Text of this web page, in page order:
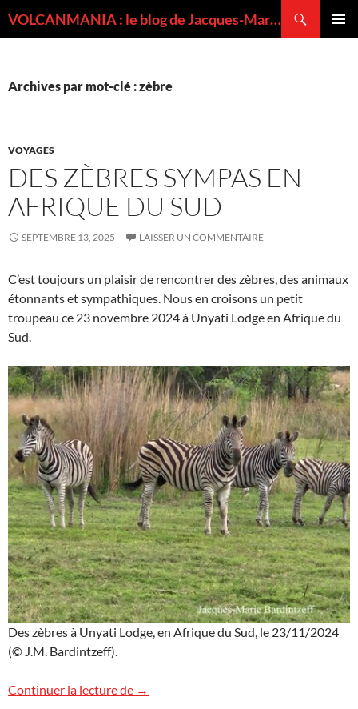
VOLCANMANIA : le blog de Jacques-Marie BARDINTZEFF, volcanologue
Archives par mot-clé : zèbre
VOYAGES
DES ZÈBRES SYMPAS EN
AFRIQUE DU SUD
SEPTEMBRE 13, 2025 LAISSER UN COMMENTAIRE
C’est toujours un plaisir de rencontrer des zèbres, des animaux
étonnants et sympathiques. Nous en croisons un petit
troupeau ce 23 novembre 2024 à Unyati Lodge en Afrique du
Sud.
Des zèbres à Unyati Lodge, en Afrique du Sud, le 23/11/2024
(© J.M. Bardintzeff).
Continuer la lecture de Des zèbres sympas en Afrique du Sud
→